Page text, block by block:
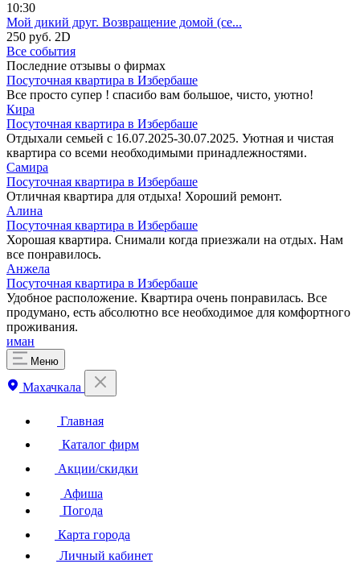
10:30
Мой дикий друг. Возвращение домой (се...
250 руб. 2D
Все события
Последние отзывы о фирмах
Посуточная квартира в Избербаше
Все просто супер ! спасибо вам большое, чисто, уютно!
Кира
Посуточная квартира в Избербаше
Отдыхали семьей с 16.07.2025-30.07.2025. Уютная и чистая
квартира со всеми необходимыми принадлежностями.
Самира
Посуточная квартира в Избербаше
Отличная квартира для отдыха! Хороший ремонт.
Алина
Посуточная квартира в Избербаше
Хорошая квартира. Снимали когда приезжали на отдых. Нам
все понравилось.
Анжела
Посуточная квартира в Избербаше
Удобное расположение. Квартира очень понравилась. Все
продумано, есть абсолютно все необходимое для комфортного
проживания.
иман
Меню
Махачкала
Главная
Каталог фирм
Акции/скидки
Афиша
Погода
Карта города
Личный кабинет